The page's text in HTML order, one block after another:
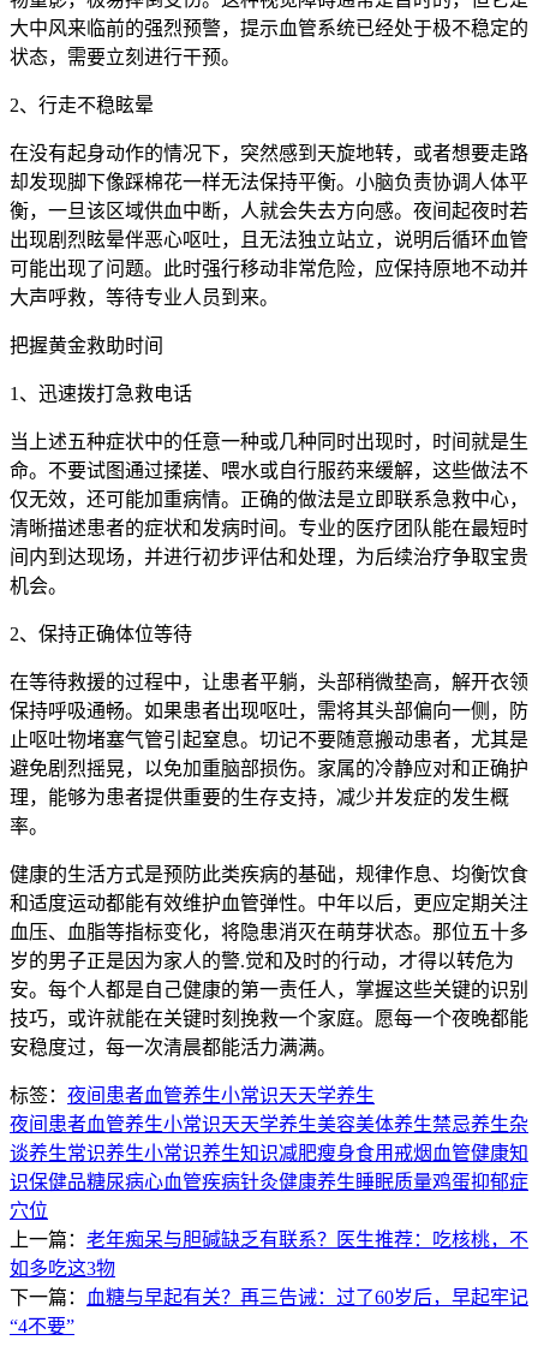
大中风来临前的强烈预警，提示血管系统已经处于极不稳定的
状态，需要立刻进行干预。
2、行走不稳眩晕
在没有起身动作的情况下，突然感到天旋地转，或者想要走路
却发现脚下像踩棉花一样无法保持平衡。小脑负责协调人体平
衡，一旦该区域供血中断，人就会失去方向感。夜间起夜时若
出现剧烈眩晕伴恶心呕吐，且无法独立站立，说明后循环血管
可能出现了问题。此时强行移动非常危险，应保持原地不动并
大声呼救，等待专业人员到来。
把握黄金救助时间
1、迅速拨打急救电话
当上述五种症状中的任意一种或几种同时出现时，时间就是生
命。不要试图通过揉搓、喂水或自行服药来缓解，这些做法不
仅无效，还可能加重病情。正确的做法是立即联系急救中心，
清晰描述患者的症状和发病时间。专业的医疗团队能在最短时
间内到达现场，并进行初步评估和处理，为后续治疗争取宝贵
机会。
2、保持正确体位等待
在等待救援的过程中，让患者平躺，头部稍微垫高，解开衣领
保持呼吸通畅。如果患者出现呕吐，需将其头部偏向一侧，防
止呕吐物堵塞气管引起窒息。切记不要随意搬动患者，尤其是
避免剧烈摇晃，以免加重脑部损伤。家属的冷静应对和正确护
理，能够为患者提供重要的生存支持，减少并发症的发生概
率。
健康的生活方式是预防此类疾病的基础，规律作息、均衡饮食
和适度运动都能有效维护血管弹性。中年以后，更应定期关注
血压、血脂等指标变化，将隐患消灭在萌芽状态。那位五十多
岁的男子正是因为家人的警.觉和及时的行动，才得以转危为
安。每个人都是自己健康的第一责任人，掌握这些关键的识别
技巧，或许就能在关键时刻挽救一个家庭。愿每一个夜晚都能
安稳度过，每一次清晨都能活力满满。
标签： 夜间 患者血管养生小常识天天学养生
夜间 患者血管养生小常识天天学养生美容美体养生禁忌养生杂
谈养生常识养生小常识养生知识减肥瘦身食用 戒烟 血管健康知
识保健品糖尿病心血管疾病针灸健康养生睡眠质量鸡蛋抑郁症
穴位
上一篇： 老年痴呆与胆碱缺乏有联系？医生推荐：吃核桃，不
如多吃这3物
下一篇：
血糖与早起有关？再三告诫：过了60岁后，早起牢记
“4不要”